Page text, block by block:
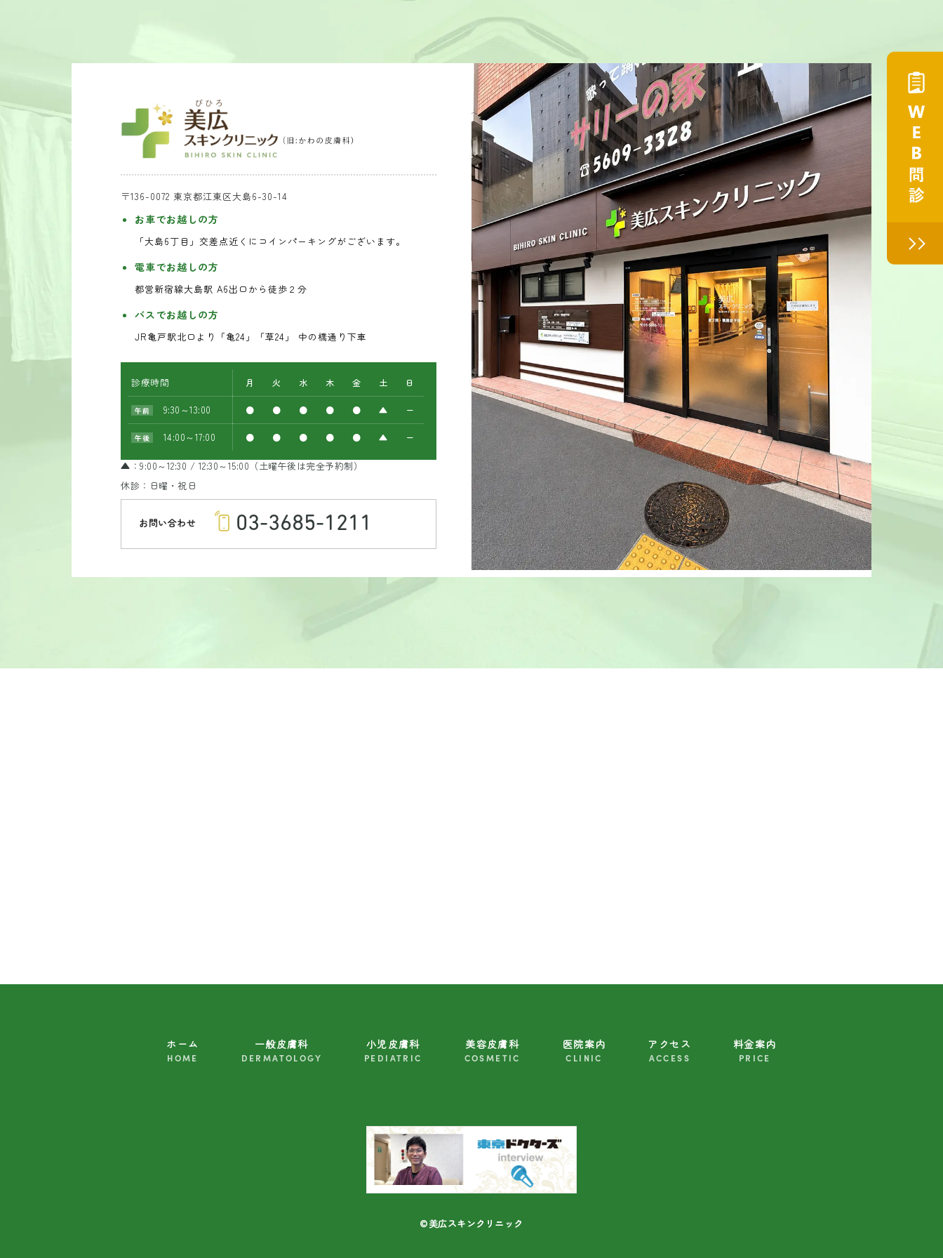
〒136-0072 東京都江東区大島6-30-14
お車でお越しの方
「大島6丁目」交差点近くにコインパーキングがございます。
電車でお越しの方
都営新宿線大島駅 A6出口から徒歩２分
バスでお越しの方
JR亀戸駅北口より「亀24」「草24」 中の橋通り下車
診療時間 月 火 水 木 金 土 日
午前 9:30～13:00 ● ● ● ● ● ▲ ー
午後 14:00～17:00 ● ● ● ● ● ▲ ー
▲：9:00～12:30 / 12:30～15:00（土曜午後は完全予約制）
休診：日曜・祝日
お問い合わせ 03-3685-1211
ホーム
HOME
一般皮膚科
DERMATOLOGY
小児皮膚科
PEDIATRIC
美容皮膚科
COSMETIC
医院案内
CLINIC
アクセス
ACCESS
料金案内
PRICE
©美広スキンクリニック